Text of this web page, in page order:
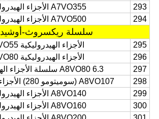
293
A7VO355 الأجزاء الهيدروليكية
294
A7VO500 الأجزاء الهيدروليكية
سلسلة ريكسروث-أوشيدا
295
الأجزاء الهيدروليكية A8VO55
296
الأجزاء الهيدروليكية A8VO80
297
A8VO80 6.3 سلسلة الأجزاء الهيدروليكية
298
A8VO107 (سوميتومو 280) الأجزاء الهيدروليكية
299
A8VO140 الأجزاء الهيدروليكية
300
A8VO160 الأجزاء الهيدروليكية